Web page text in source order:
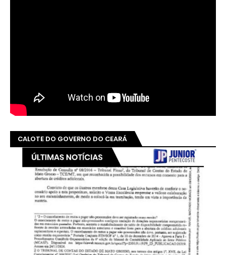
CALOTE DO GOVERNO DO CEARÁ